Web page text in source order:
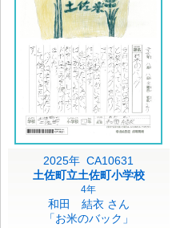
2025年 CA10631
土佐町立土佐町小学校
4年
和田 結衣 さん
「お米のバック」